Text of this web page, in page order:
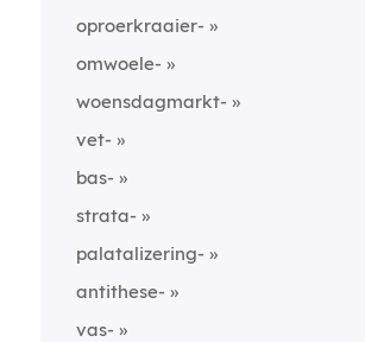
oproerkraaier-
omwoele-
woensdagmarkt-
vet-
bas-
strata-
palatalizering-
antithese-
vas-